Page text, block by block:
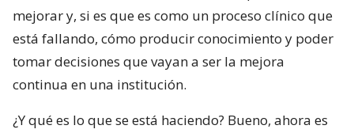
mejorar y, si es que es como un proceso clínico que
está fallando, cómo producir conocimiento y poder
tomar decisiones que vayan a ser la mejora
continua en una institución.
¿Y qué es lo que se está haciendo? Bueno, ahora es